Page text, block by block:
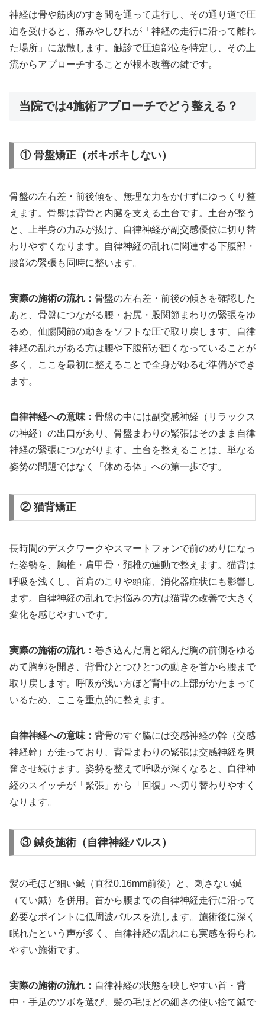
神経は骨や筋肉のすき間を通って走行し、その通り道で圧
迫を受けると、痛みやしびれが「神経の走行に沿って離れ
た場所」に放散します。触診で圧迫部位を特定し、その上
流からアプローチすることが根本改善の鍵です。
当院では4施術アプローチでどう整える？
① 骨盤矯正（ボキボキしない）
骨盤の左右差・前後傾を、無理な力をかけずにゆっくり整
えます。骨盤は背骨と内臓を支える土台です。土台が整う
と、上半身の力みが抜け、自律神経が副交感優位に切り替
わりやすくなります。自律神経の乱れに関連する下腹部・
腰部の緊張も同時に整います。
実際の施術の流れ： 骨盤の左右差・前後の傾きを確認した
あと、骨盤につながる腰・お尻・股関節まわりの緊張をゆ
るめ、仙腸関節の動きをソフトな圧で取り戻します。自律
神経の乱れがある方は腰や下腹部が固くなっていることが
多く、ここを最初に整えることで全身がゆるむ準備ができ
ます。
自律神経への意味： 骨盤の中には副交感神経（リラックス
の神経）の出口があり、骨盤まわりの緊張はそのまま自律
神経の緊張につながります。土台を整えることは、単なる
姿勢の問題ではなく「休める体」への第一歩です。
② 猫背矯正
長時間のデスクワークやスマートフォンで前のめりになっ
た姿勢を、胸椎・肩甲骨・頚椎の連動で整えます。猫背は
呼吸を浅くし、首肩のこりや頭痛、消化器症状にも影響し
ます。自律神経の乱れでお悩みの方は猫背の改善で大きく
変化を感じやすいです。
実際の施術の流れ： 巻き込んだ肩と縮んだ胸の前側をゆる
めて胸郭を開き、背骨ひとつひとつの動きを首から腰まで
取り戻します。呼吸が浅い方ほど背中の上部がかたまって
いるため、ここを重点的に整えます。
自律神経への意味： 背骨のすぐ脇には交感神経の幹（交感
神経幹）が走っており、背骨まわりの緊張は交感神経を興
奮させ続けます。姿勢を整えて呼吸が深くなると、自律神
経のスイッチが「緊張」から「回復」へ切り替わりやすく
なります。
③ 鍼灸施術（自律神経パルス）
髪の毛ほど細い鍼（直径0.16mm前後）と、刺さない鍼
（てい鍼）を併用。首から腰までの自律神経走行に沿って
必要なポイントに低周波パルスを流します。施術後に深く
眠れたという声が多く、自律神経の乱れにも実感を得られ
やすい施術です。
実際の施術の流れ： 自律神経の状態を映しやすい首・背
中・手足のツボを選び、髪の毛ほどの細さの使い捨て鍼で